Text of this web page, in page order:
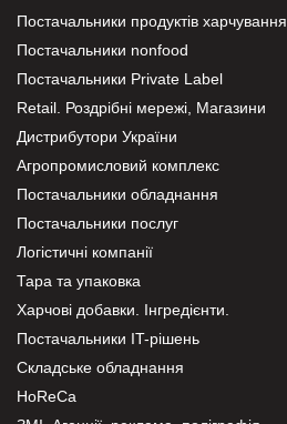
Постачальники продуктів харчування
Постачальники nonfood
Постачальники Private Label
Retail. Роздрібні мережі, Магазини
Дистрибутори України
Агропромисловий комплекс
Постачальники обладнання
Постачальники послуг
Логістичні компанії
Тара та упаковка
Харчові добавки. Інгредієнти.
Постачальники IT-рішень
Складське обладнання
HoReCa